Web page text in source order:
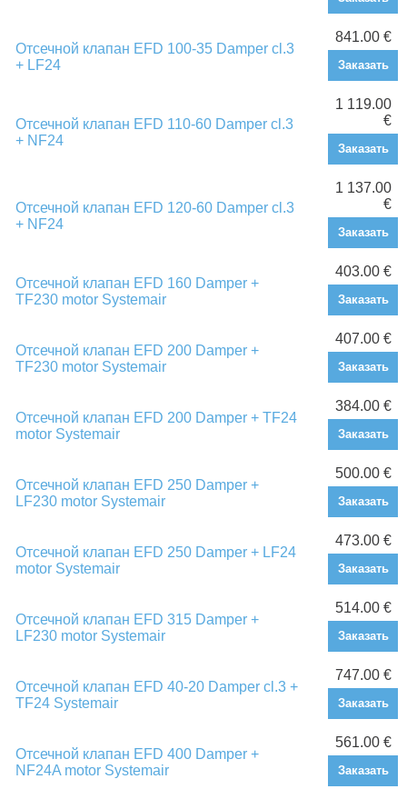
Отсечной клапан EFD 100-35 Damper cl.3
+ LF24
841.00 €
Заказать
Отсечной клапан EFD 110-60 Damper cl.3
+ NF24
1 119.00
€
Заказать
Отсечной клапан EFD 120-60 Damper cl.3
+ NF24
1 137.00
€
Заказать
Отсечной клапан EFD 160 Damper +
TF230 motor Systemair
403.00 €
Заказать
Отсечной клапан EFD 200 Damper +
TF230 motor Systemair
407.00 €
Заказать
Отсечной клапан EFD 200 Damper + TF24
motor Systemair
384.00 €
Заказать
Отсечной клапан EFD 250 Damper +
LF230 motor Systemair
500.00 €
Заказать
Отсечной клапан EFD 250 Damper + LF24
motor Systemair
473.00 €
Заказать
Отсечной клапан EFD 315 Damper +
LF230 motor Systemair
514.00 €
Заказать
Отсечной клапан EFD 40-20 Damper cl.3 +
TF24 Systemair
747.00 €
Заказать
Отсечной клапан EFD 400 Damper +
NF24A motor Systemair
561.00 €
Заказать